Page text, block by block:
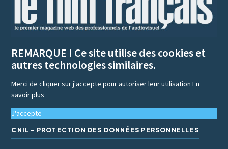
REMARQUE ! Ce site utilise des cookies et
autres technologies similaires.
Merci de cliquer sur j'accepte pour autoriser leur utilisationEn
savoir plus
J'accepte
CNIL - PROTECTION DES DONNÉES PERSONNELLES